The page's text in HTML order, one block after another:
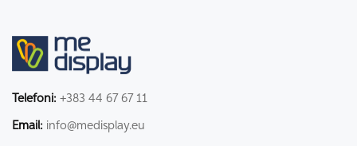
Telefoni: +383 44 67 67 11
Email: info@medisplay.eu